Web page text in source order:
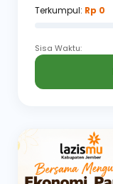
Terkumpul: Rp 0
Sisa Waktu: